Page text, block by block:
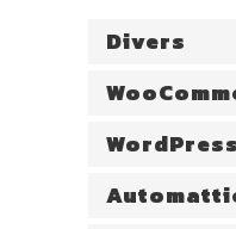
Divers
WordPress